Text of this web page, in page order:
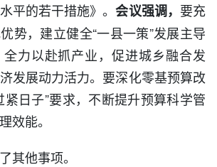
平的若干措施》。会议强调， 要充
势，建立健全“一县一策”发展主导
力以赴抓产业，促进城乡融合发
发展动力活力。要深化零基预算改
紧日子”要求，不断提升预算科学管
效能。
其他事项。